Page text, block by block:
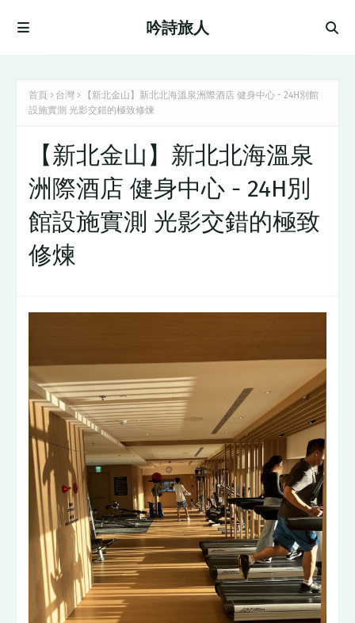
吟詩旅人
首頁 台灣
【新北金山】新北北海溫泉洲際酒店 健身中心 - 24H別館
設施實測 光影交錯的極致修煉
【新北金山】新北北海溫泉
洲際酒店 健身中心 - 24H別
館設施實測 光影交錯的極致
修煉